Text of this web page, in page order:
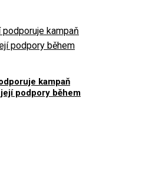
kampaň
podpory během